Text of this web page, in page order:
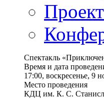
Спектакль
Время и дата
17:00, воскресенье, 9
Место проведения
КДЦ им. К. С.